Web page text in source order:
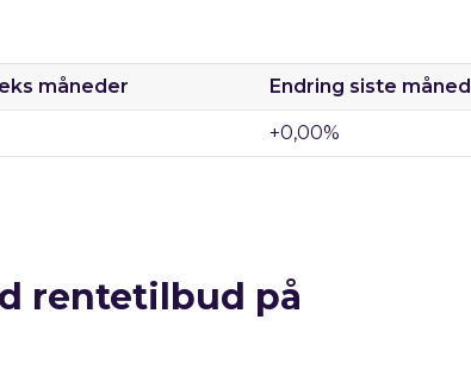
måneder Endring siste måned
+0,00%
rentetilbud på